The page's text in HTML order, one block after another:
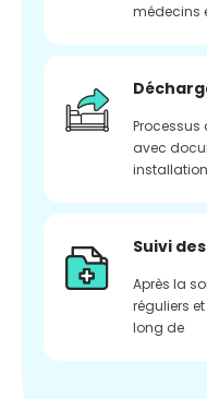
médecins
avec
Suivi
Après la
réguliers
long de